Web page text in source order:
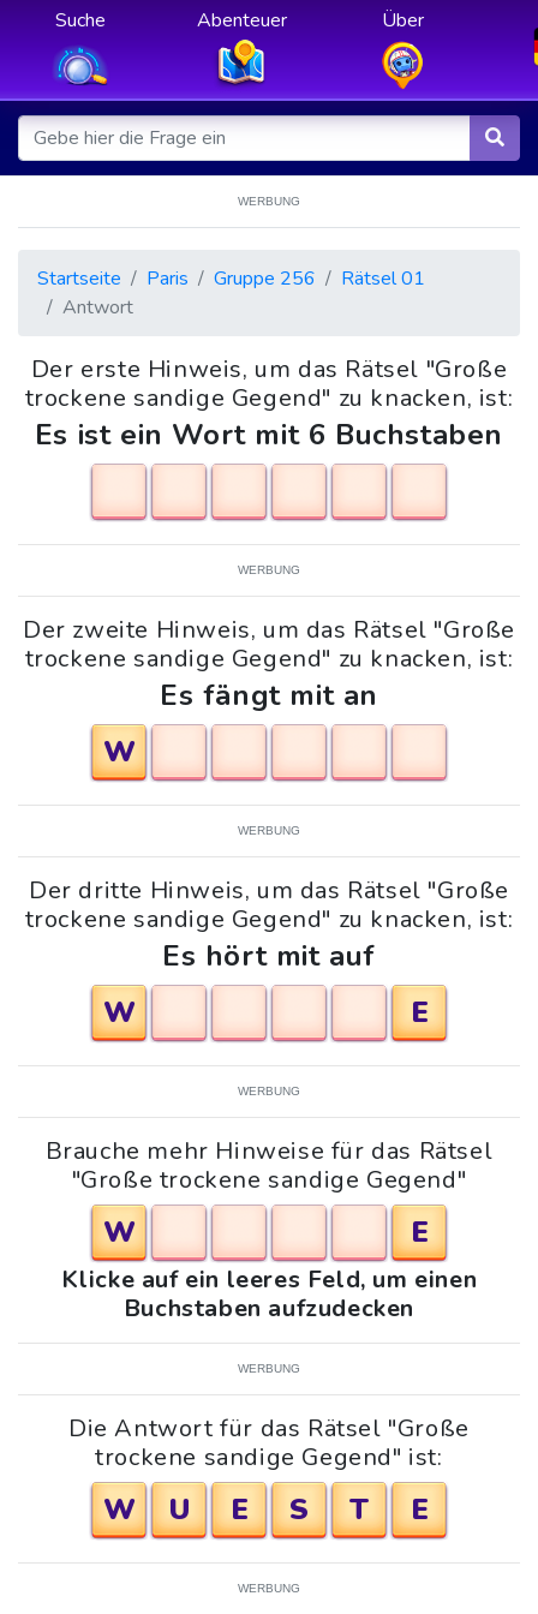
Suche Abenteuer Über
WERBUNG
Startseite Paris Gruppe 256
Rätsel 01
Antwort
Der erste Hinweis, um das Rätsel "Große
trockene sandige Gegend" zu knacken, ist:
Es ist ein Wort mit 6 Buchstaben
WERBUNG
Der zweite Hinweis, um das Rätsel "Große
trockene sandige Gegend" zu knacken, ist:
Es fängt mit an
W
WERBUNG
Der dritte Hinweis, um das Rätsel "Große
trockene sandige Gegend" zu knacken, ist:
Es hört mit auf
W
E
WERBUNG
Brauche mehr Hinweise für das Rätsel
"Große trockene sandige Gegend"
W E
Klicke auf ein leeres Feld, um einen
Buchstaben aufzudecken
WERBUNG
Die Antwort für das Rätsel "Große
trockene sandige Gegend" ist:
W U E S T E
WERBUNG